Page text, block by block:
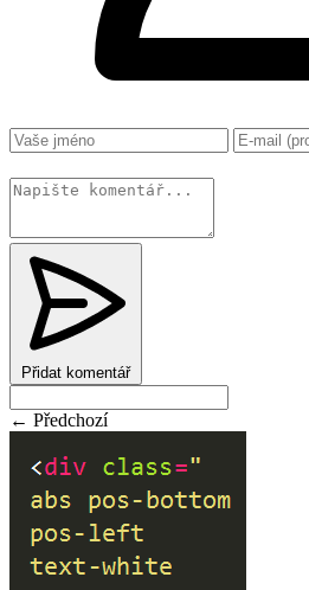
Přidat komentář
← Předchozí